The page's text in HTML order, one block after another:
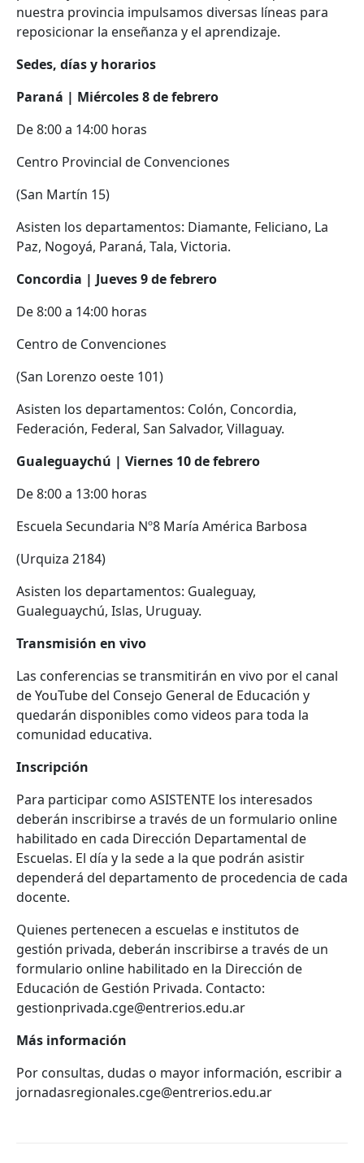
nuestra provincia impulsamos diversas líneas para
reposicionar la enseñanza y el aprendizaje.
Sedes, días y horarios
Paraná | Miércoles 8 de febrero
De 8:00 a 14:00 horas
Centro Provincial de Convenciones
(San Martín 15)
Asisten los departamentos: Diamante, Feliciano, La
Paz, Nogoyá, Paraná, Tala, Victoria.
Concordia | Jueves 9 de febrero
De 8:00 a 14:00 horas
Centro de Convenciones
(San Lorenzo oeste 101)
Asisten los departamentos: Colón, Concordia,
Federación, Federal, San Salvador, Villaguay.
Gualeguaychú | Viernes 10 de febrero
De 8:00 a 13:00 horas
Escuela Secundaria Nº8 María América Barbosa
(Urquiza 2184)
Asisten los departamentos: Gualeguay,
Gualeguaychú, Islas, Uruguay.
Transmisión en vivo
Las conferencias se transmitirán en vivo por el canal
de YouTube del Consejo General de Educación y
quedarán disponibles como videos para toda la
comunidad educativa.
Inscripción
Para participar como ASISTENTE los interesados
deberán inscribirse a través de un formulario online
habilitado en cada Dirección Departamental de
Escuelas. El día y la sede a la que podrán asistir
dependerá del departamento de procedencia de cada
docente.
Quienes pertenecen a escuelas e institutos de
gestión privada, deberán inscribirse a través de un
formulario online habilitado en la Dirección de
Educación de Gestión Privada. Contacto:
gestionprivada.cge@entrerios.edu.ar
Más información
Por consultas, dudas o mayor información, escribir a
jornadasregionales.cge@entrerios.edu.ar